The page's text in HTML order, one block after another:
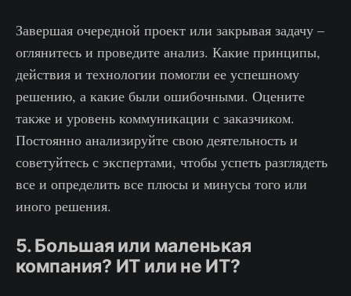
Завершая очередной проект или закрывая задачу –
оглянитесь и проведите анализ. Какие принципы,
действия и технологии помогли ее успешному
решению, а какие были ошибочными. Оцените
также и уровень коммуникации с заказчиком.
Постоянно анализируйте свою деятельность и
советуйтесь с экспертами, чтобы успеть разглядеть
все и определить все плюсы и минусы того или
иного решения.
5. Большая или маленькая
компания? ИТ или не ИТ?